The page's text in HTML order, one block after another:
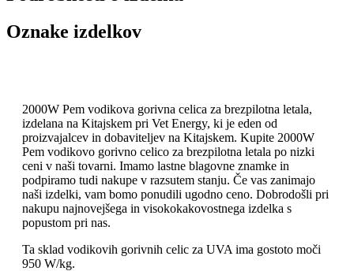
Oznake izdelkov
2000W Pem vodikova gorivna celica za brezpilotna letala,
izdelana na Kitajskem pri Vet Energy, ki je eden od
proizvajalcev in dobaviteljev na Kitajskem. Kupite 2000W
Pem vodikovo gorivno celico za brezpilotna letala po nizki
ceni v naši tovarni. Imamo lastne blagovne znamke in
podpiramo tudi nakupe v razsutem stanju. Če vas zanimajo
naši izdelki, vam bomo ponudili ugodno ceno. Dobrodošli pri
nakupu najnovejšega in visokokakovostnega izdelka s
popustom pri nas.
Ta sklad vodikovih gorivnih celic za UVA ima gostoto moči
950 W/kg.